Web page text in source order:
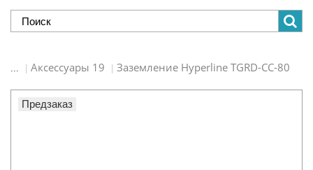
... Аксессуары 19 Заземление Hyperline TGRD-CC-80
Предзаказ